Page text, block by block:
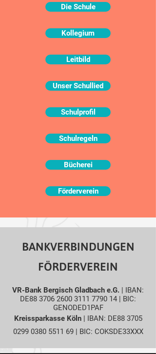
Die Schule
Kollegium
Leitbild
Unser Schullied
Schulprofil
Schulregeln
Bücherei
Förderverein
BANKVERBINDUNGEN
FÖRDERVEREIN
VR-Bank Bergisch Gladbach e.G. | IBAN:
DE88 3706 2600 3111 7790 14 | BIC:
GENODED1PAF
Kreissparkasse Köln| IBAN: DE88 3705
0299 0380 5511 69 | BIC: COKSDE33XXX